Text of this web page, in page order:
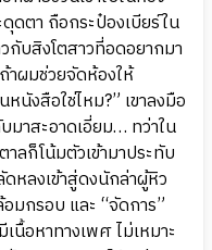
ดตา ถือกระป๋องเบียร์ใน
กับสิงโตสาวที่อดอยากมา
าผมช่วยจัดห้องให้
นังสือใช่ไหม?” เขาลงมือ
มาสะอาดเอี่ยม… ทว่าใน
ลก็โน้มตัวเข้ามาประทับ
หลงเข้าสู่ดงนักล่าผู้หิว
มกรอบ และ “จัดการ”
นื้อหาทางเพศ ไม่เหมาะ